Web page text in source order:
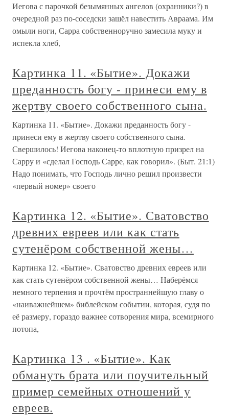
Иегова с парочкой безымянных ангелов (охранники?) в
очередной раз по-соседски зашёл навестить Авраама. Им
омыли ноги, Сарра собственноручно замесила муку и
испекла хлеб,
Картинка 11. «Бытие». Докажи
преданность богу - принеси ему в
жертву своего собственного сына.
Картинка 11. «Бытие». Докажи преданность богу -
принеси ему в жертву своего собственного сына.
Свершилось! Иегова наконец-то вплотную призрел на
Сарру и «сделал Господь Сарре, как говорил». (Быт. 21:1)
Надо понимать, что Господь лично решил произвести
«первый номер» своего
Картинка 12. «Бытие». Сватовство
древних евреев или как стать
сутенёром собственной жены…
Картинка 12. «Бытие». Сватовство древних евреев или
как стать сутенёром собственной жены… Наберёмся
немного терпения и прочтём пространнейшую главу о
«наиважнейшем» библейском событии, которая, судя по
её размеру, гораздо важнее сотворения мира, всемирного
потопа,
Картинка 13 . «Бытие». Как
обмануть брата или поучительный
пример семейных отношений у
евреев.